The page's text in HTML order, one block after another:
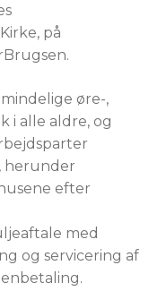
på
øre-,
i alle aldre, og
herunder
efter
med
og servicering af